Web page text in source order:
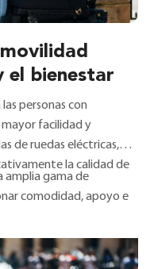
el bienestar
personas con
facilidad y
de ruedas eléctricas,
la calidad de
amplia gama de
comodidad, apoyo e